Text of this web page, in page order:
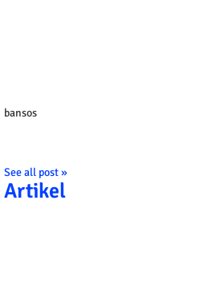
bansos
See all post »
Artikel